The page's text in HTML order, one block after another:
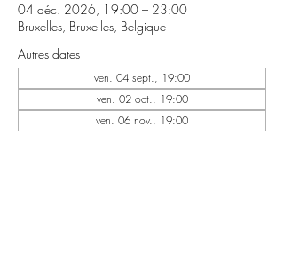
04 déc. 2026, 19:00 – 23:00
Bruxelles, Bruxelles, Belgique
Autres dates
ven. 04 sept., 19:00
ven. 02 oct., 19:00
ven. 06 nov., 19:00